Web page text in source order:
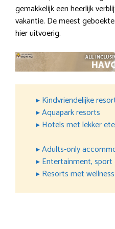
gemakkelijk een heerlijk
vakantie. De meest
hier uitvoerig.
▸ Kindvriendelijke
▸ Aquapark resorts
▸ Hotels met lekker
▸ Adults-only
▸ Entertainment,
▸ Resorts met wellness